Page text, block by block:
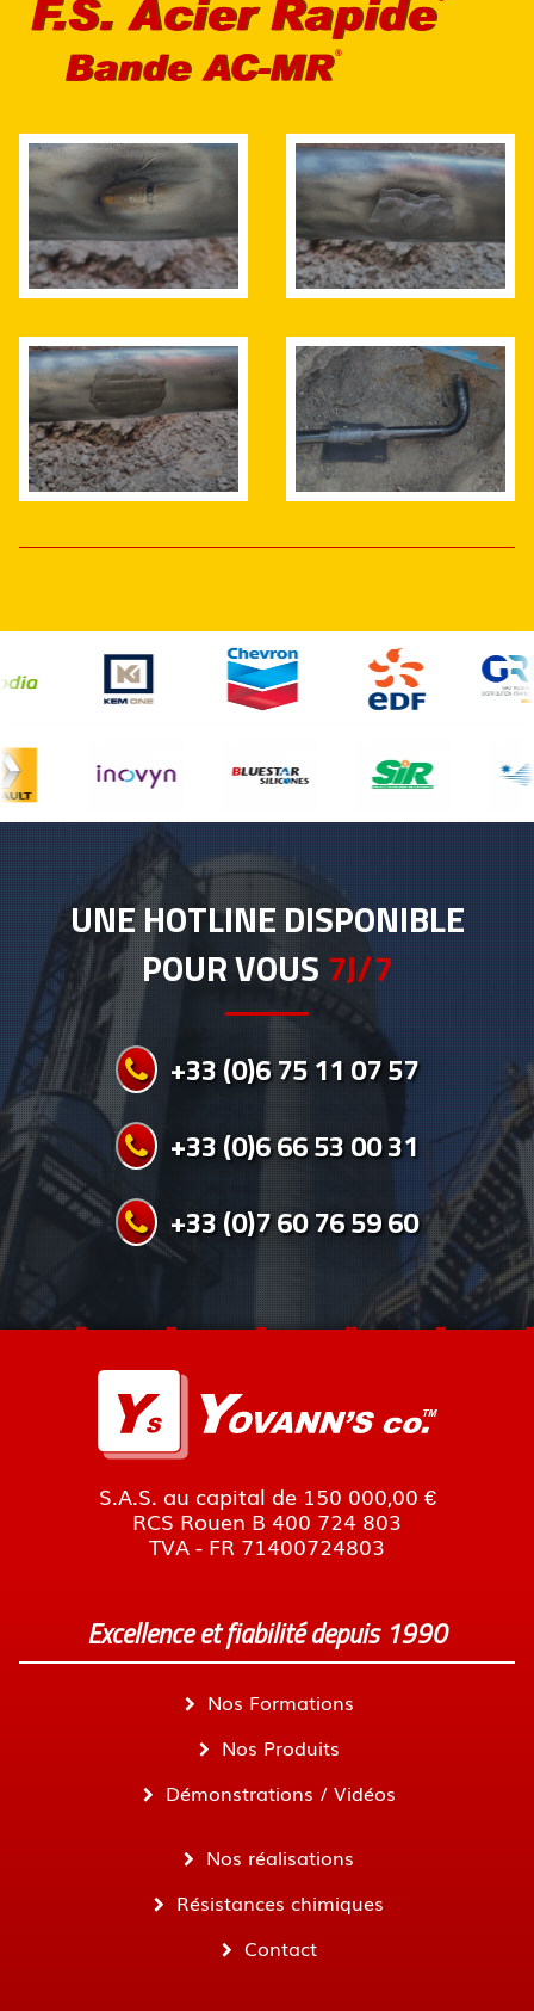
UNE HOTLINE DISPONIBLE
POUR VOUS 7J/7
+33 (0)6 75 11 07 57
+33 (0)6 66 53 00 31
+33 (0)7 60 76 59 60
S.A.S. au capital de 150 000,00 €
RCS Rouen B 400 724 803
TVA - FR 71400724803
Excellence et fiabilité depuis 1990
Nos Formations
Nos Produits
Démonstrations / Vidéos
Nos réalisations
Résistances chimiques
Contact